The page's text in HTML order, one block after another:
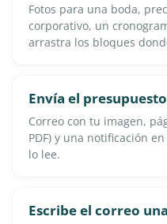
Fotos para una boda,
corporativo, un
arrastra los bloques
Envía el
Correo con tu imagen,
PDF) y una notificación
lo lee.
Escribe el correo